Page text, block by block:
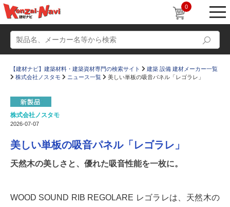
0
かたなび コラム
すまいリング 設計士インタビュー
お気に入り
【建材ナビ】建築材料・建築資材専門の検索サイト
建築 設備 建材メーカー一覧
株式会社ノスタモ
ニュース一覧 美しい単板の吸音パネル「レゴラレ」
株式会社ノスタモ
2026-07-07
美しい単板の吸音パネル「レゴラレ」
天然木の美しさと、優れた吸音性能を一枚に。
WOOD SOUND RIB REGOLARE レゴラレは、天然木の